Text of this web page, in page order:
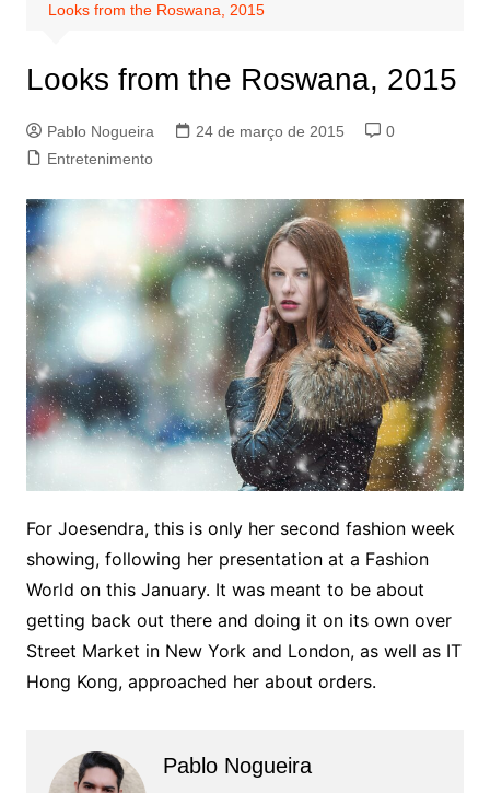
Looks from the Roswana, 2015
Looks from the Roswana, 2015
Pablo Nogueira 24 de março de 2015
0
Entretenimento
For Joesendra, this is only her second fashion week
showing, following her presentation at a Fashion
World on this January. It was meant to be about
getting back out there and doing it on its own over
Street Market in New York and London, as well as IT
Hong Kong, approached her about orders.
Pablo Nogueira